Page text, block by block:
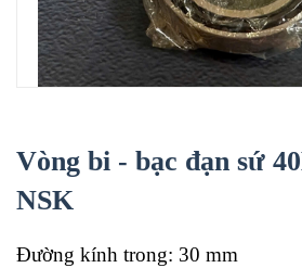
Vòng bi - bạc đạn sứ
NSK
Đường kính trong: 30 mm